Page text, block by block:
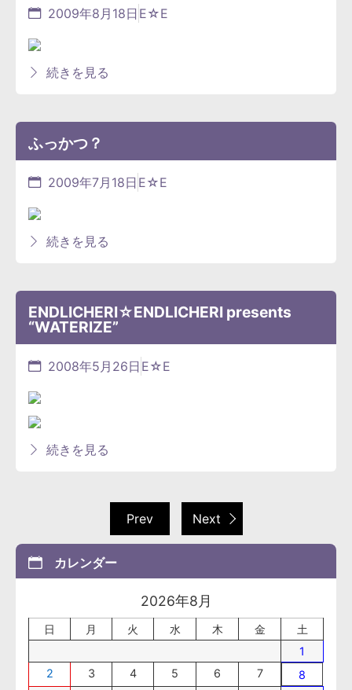
2009年8月18日 E☆E
続きを見る
ふっかつ？
2009年7月18日 E☆E
続きを見る
ENDLICHERI☆ENDLICHERI presents
“WATERIZE”
2008年5月26日 E☆E
続きを見る
Prev Next
カレンダー
2026年8月
日 月 火 水 木 金
土
1
2
3 4 5 6 7
8